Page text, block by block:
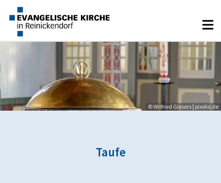
© Wilfried Giesers | pixelio.de
Taufe